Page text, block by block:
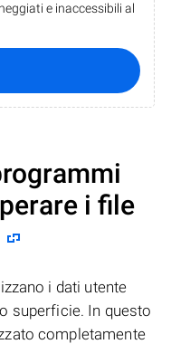
e inaccessibili al
i file
i dati utente
superficie. In questo
completamente